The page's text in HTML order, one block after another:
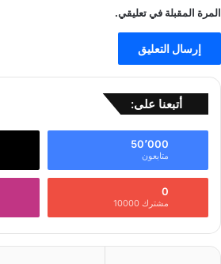
المرة المقبلة في تعليقي.
أتبعنا على:
50٬000
متابعون
0
مشترك 10000